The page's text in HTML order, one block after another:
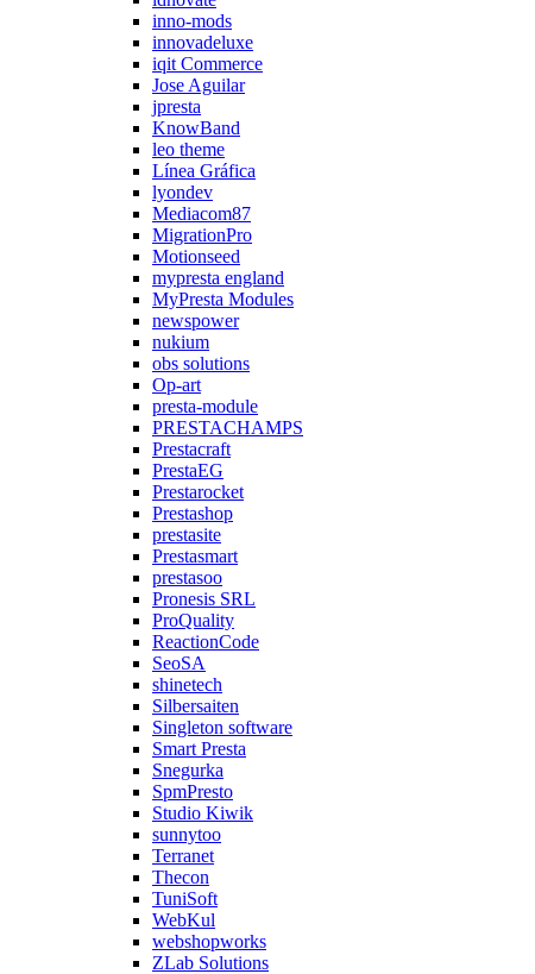
inno-mods
innovadeluxe
iqit Commerce
Jose Aguilar
jpresta
KnowBand
leo theme
Línea Gráfica
lyondev
Mediacom87
MigrationPro
Motionseed
mypresta england
MyPresta Modules
newspower
nukium
obs solutions
Op-art
presta-module
PRESTACHAMPS
Prestacraft
PrestaEG
Prestarocket
Prestashop
prestasite
Prestasmart
prestasoo
Pronesis SRL
ProQuality
ReactionCode
SeoSA
shinetech
Silbersaiten
Singleton software
Smart Presta
Snegurka
SpmPresto
Studio Kiwik
sunnytoo
Terranet
Thecon
TuniSoft
WebKul
webshopworks
ZLab Solutions